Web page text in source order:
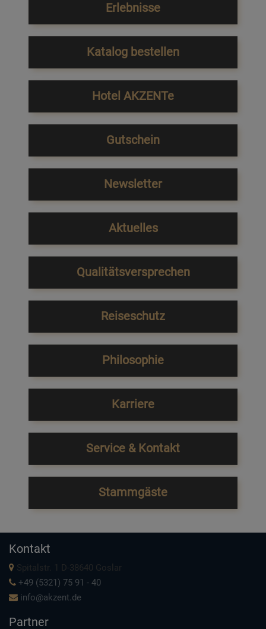
Erlebnisse
Katalog bestellen
Hotel AKZENTe
Gutschein
Newsletter
Aktuelles
Qualitätsversprechen
Reiseschutz
Philosophie
Karriere
Service & Kontakt
Stammgäste
Kontakt
Spitalstr. 1 D-38640 Goslar
+49 (5321) 75 91 - 40
info@akzent.de
Partner